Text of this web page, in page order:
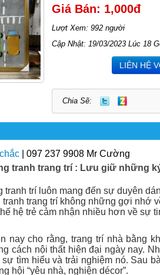
Giá Bán: 1,000đ
Lượt Xem: 992 người
Cập Nhật: 19/03/2023 Lúc 18
LIÊN HỆ
Chia Sẽ:
| 097 237 9908 Mr Cường
tranh trang trí : Lưu giữ những
tranh trí luôn mang đến sự duyên
tranh trang trí không những gợi nhớ
hệ trẻ cảm nhận nhiều hơn về sự
nay cho rằng, trang trí nhà bằng
cách nội thất hiện đại ngày nay.
tìm hiểu và trải nghiệm nó. Sau
hội “yêu nhà, nghiện décor”.